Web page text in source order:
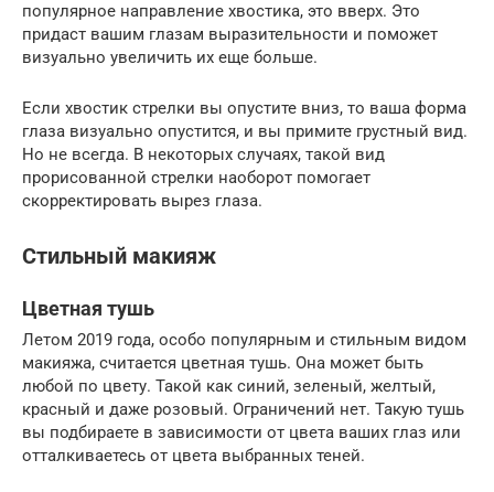
популярное направление хвостика, это вверх. Это
придаст вашим глазам выразительности и поможет
визуально увеличить их еще больше.
Если хвостик стрелки вы опустите вниз, то ваша форма
глаза визуально опустится, и вы примите грустный вид.
Но не всегда. В некоторых случаях, такой вид
прорисованной стрелки наоборот помогает
скорректировать вырез глаза.
Стильный макияж
Цветная тушь
Летом 2019 года, особо популярным и стильным видом
макияжа, считается цветная тушь. Она может быть
любой по цвету. Такой как синий, зеленый, желтый,
красный и даже розовый. Ограничений нет. Такую тушь
вы подбираете в зависимости от цвета ваших глаз или
отталкиваетесь от цвета выбранных теней.